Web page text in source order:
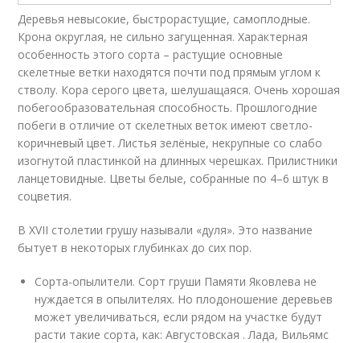
Деревья невысокие, быстрорастущие, самоплодные.
Крона округлая, не сильно загущенная. Характерная
особенность этого сорта – растущие основные
скелетные ветки находятся почти под прямым углом к
стволу. Кора серого цвета, шелушащаяся. Очень хорошая
побегообразовательная способность. Прошлогодние
побеги в отличие от скелетных веток имеют светло-
коричневый цвет. Листья зелёные, некрупные со слабо
изогнутой пластинкой на длинных черешках. Прилистники
ланцетовидные. Цветы белые, собранные по 4–6 штук в
соцветия.
В XVII столетии грушу называли «дуля». Это название
бытует в некоторых глубинках до сих пор.
Сорта-опылители. Сорт груши Памяти Яковлева не
нуждается в опылителях. Но плодоношение деревьев
может увеличиваться, если рядом на участке будут
расти такие сорта, как: Августовская . Лада, Вильямс